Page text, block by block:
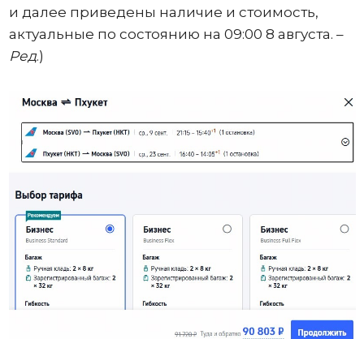
и далее приведены наличие и стоимость,
актуальные по состоянию на 09:00 8 августа. –
Ред.)